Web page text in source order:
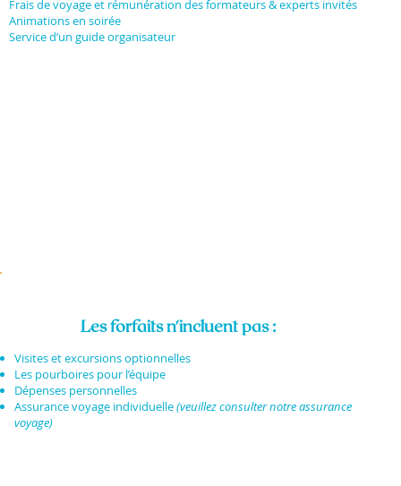
Frais de voyage et rémunération des formateurs & experts invités
Animations en soirée
Service d’un guide organisateur
Les forfaits n'incluent pas :
Visites et excursions optionnelles
Les pourboires pour l’équipe
Dépenses personnelles
Assurance voyage individuelle(veuillez consulter notre assurance
voyage)